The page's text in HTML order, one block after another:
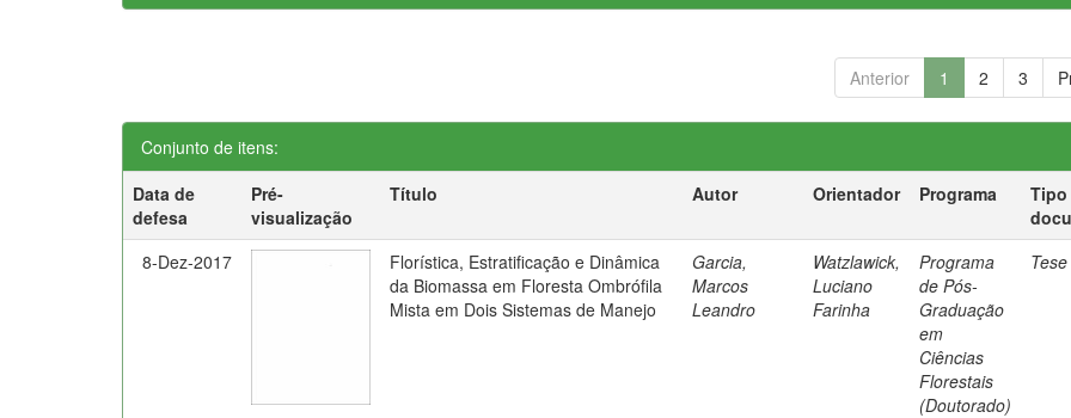
Anterior 1 2 3
Conjunto de itens:
Data de
defesa
Pré-
visualização
Título Autor Orientador Programa
Tipo
8-Dez-2017
Florística, Estratificação e Dinâmica
da Biomassa em Floresta Ombrófila
Mista em Dois Sistemas de Manejo
Garcia,
Marcos
Leandro
Watzlawick,
Luciano
Farinha
Programa
de Pós-
Graduação
em
Ciências
Florestais
(Doutorado)
Tese